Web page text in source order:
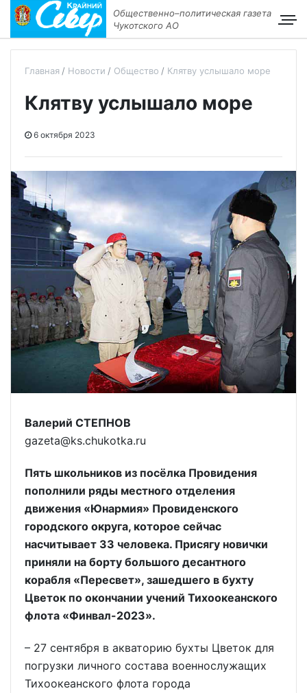
Общественно–политическая газета
Чукотского АО
Главная Новости Общество Клятву услышало море
Клятву услышало море
6 октября 2023
Валерий СТЕПНОВ
gazeta@ks.chukotka.ru
Пять школьников из посёлка Провидения
пополнили ряды местного отделения
движения «Юнармия» Провиденского
городского округа, которое сейчас
насчитывает 33 человека. Присягу новички
приняли на борту большого десантного
корабля «Пересвет», зашедшего в бухту
Цветок по окончании учений Тихоокеанского
флота «Финвал-2023».
– 27 сентября в акваторию бухты Цветок для
погрузки личного состава военнослужащих
Тихоокеанского флота города